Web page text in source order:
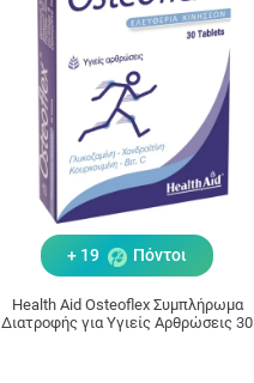
+ 19 Πόντοι
Health Aid Osteoflex Συμπλήρωμα
Διατροφής για Υγιείς Αρθρώσεις 30